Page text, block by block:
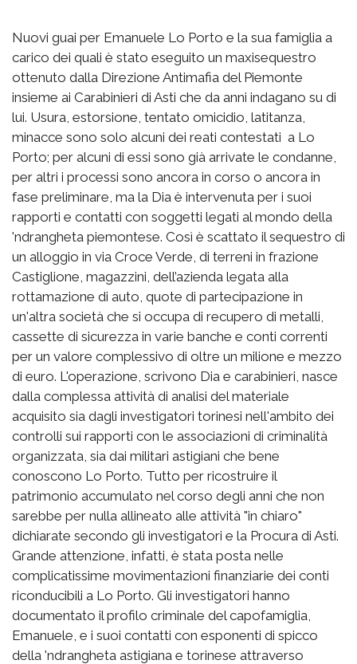
Nuovi guai per Emanuele Lo Porto e la sua famiglia a
carico dei quali è stato eseguito un maxisequestro
ottenuto dalla Direzione Antimafia del Piemonte
insieme ai Carabinieri di Asti che da anni indagano su di
lui. Usura, estorsione, tentato omicidio, latitanza,
minacce sono solo alcuni dei reati contestati a Lo
Porto; per alcuni di essi sono già arrivate le condanne,
per altri i processi sono ancora in corso o ancora in
fase preliminare, ma la Dia è intervenuta per i suoi
rapporti e contatti con soggetti legati al mondo della
'ndrangheta piemontese. Così è scattato il sequestro di
un alloggio in via Croce Verde, di terreni in frazione
Castiglione, magazzini, dell’azienda legata alla
rottamazione di auto, quote di partecipazione in
un'altra società che si occupa di recupero di metalli,
cassette di sicurezza in varie banche e conti correnti
per un valore complessivo di oltre un milione e mezzo
di euro. L'operazione, scrivono Dia e carabinieri, nasce
dalla complessa attività di analisi del materiale
acquisito sia dagli investigatori torinesi nell'ambito dei
controlli sui rapporti con le associazioni di criminalità
organizzata, sia dai militari astigiani che bene
conoscono Lo Porto. Tutto per ricostruire il
patrimonio accumulato nel corso degli anni che non
sarebbe per nulla allineato alle attività "in chiaro"
dichiarate secondo gli investigatori e la Procura di Asti.
Grande attenzione, infatti, è stata posta nelle
complicatissime movimentazioni finanziarie dei conti
riconducibili a Lo Porto. Gli investigatori hanno
documentato il profilo criminale del capofamiglia,
Emanuele, e i suoi contatti con esponenti di spicco
della 'ndrangheta astigiana e torinese attraverso